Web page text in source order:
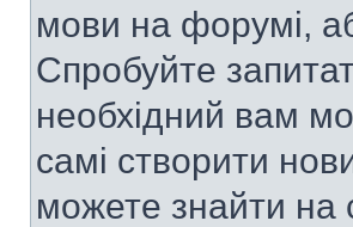
мови на форумі,
Спробуйте
необхідний вам
самі створити
можете знайти на